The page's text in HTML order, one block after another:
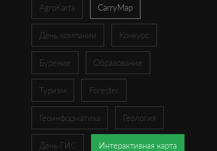
AgroKarta CarryMap
День компании Конкурс
Бурение Образование
Туризм Forester
Геоинформатика Геология
День ГИС Интерактивная карта